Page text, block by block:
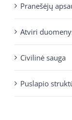
Pranešėjų
Atviri
Civilinė sauga
Puslapio